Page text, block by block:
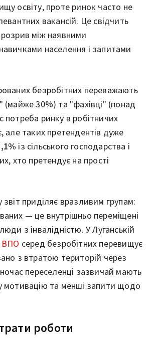
освіту, проте ринок часто не
вакансій. Це свідчить
між наявними
населення і запитами
безробітних переважають
(майже 30%) та "фахівці" (понад
потреба ринку в робітничих
але таких претендентів дуже
із сільського господарства і
хто претендує на прості
приділяє вразливим групам:
— це внутрішньо переміщені
з інвалідністю. У Луганській
ВПО серед безробітних перевищує
з втратою територій через
переселенці зазвичай мають
мотивацію та менші запити щодо
роботи